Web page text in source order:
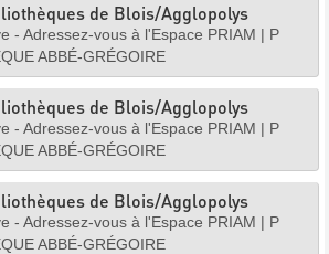
de Blois/Agglopolys
- Adressez-vous à l'Espace PRIAM | P
ABBÉ-GRÉGOIRE
de Blois/Agglopolys
- Adressez-vous à l'Espace PRIAM | P
ABBÉ-GRÉGOIRE
de Blois/Agglopolys
- Adressez-vous à l'Espace PRIAM | P
ABBÉ-GRÉGOIRE